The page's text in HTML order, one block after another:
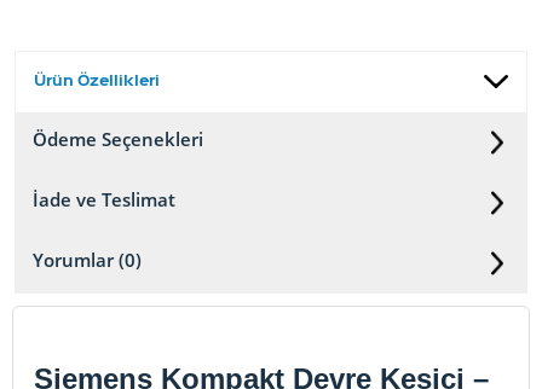
Ürün Özellikleri
Ödeme Seçenekleri
İade ve Teslimat
Yorumlar (0)
Siemens Kompakt Devre Kesici –